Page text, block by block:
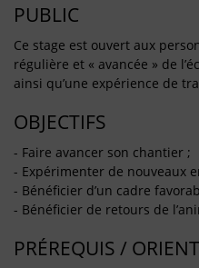
PUBLIC
Ce stage est ouvert aux
régulière et « avancée » de
ainsi qu’une expérience de
OBJECTIFS
- Faire avancer son chantier ;
- Expérimenter de nouveaux
- Bénéficier d’un cadre
- Bénéficier de retours de
PRÉREQUIS /